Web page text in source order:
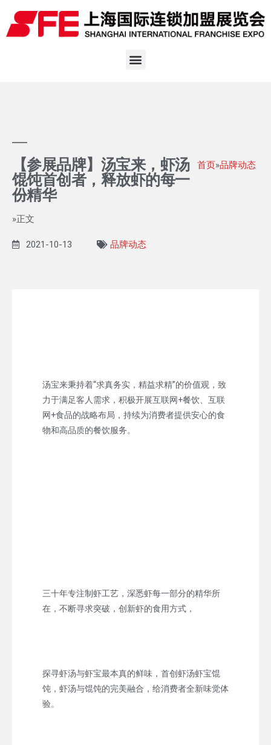
【参展品牌】汤宝来，虾汤
馄饨首创者，释放虾的每一
份精华
首页»品牌动态
»正文
2021-10-13 品牌动态
汤宝来秉持着“求真务实，精益求精”的价值观，致
力于满足客人需求，积极开展互联网+餐饮、互联
网+食品的战略布局，持续为消费者提供安心的食
物和高品质的餐饮服务。
三十年专注制虾工艺，深悉虾每一部分的精华所
在，不断寻求突破，创新虾的食用方式，
探寻虾汤与虾宝最本真的鲜味，首创虾汤虾宝馄
饨，虾汤与馄饨的完美融合，给消费者全新味觉体
验。